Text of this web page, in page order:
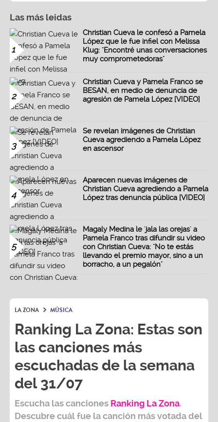
Las más leidas
1
Christian Cueva le confesó a Pamela
López que le fue infiel con Melissa
Klug: "Encontré unas conversaciones
muy comprometedoras"
2
Christian Cueva y Pamela Franco se
BESAN, en medio de denuncia de
agresión de Pamela López [VIDEO]
3
Se revelan imágenes de Christian
Cueva agrediendo a Pamela López
en ascensor
4
Aparecen nuevas imágenes de
Christian Cueva agrediendo a Pamela
López tras denuncia pública [VIDEO]
5
Magaly Medina le 'jala las orejas' a
Pamela Franco tras difundir su video
con Christian Cueva: "No te estás
llevando el premio mayor, sino a un
borracho, a un pegalón"
LA ZONA MÚSICA
Ranking La Zona: Estas son
las canciones más
escuchadas de la semana
del 31/07
Escucha las canciones Ranking La Zona.
Descubre cuál fue la canción más votada del